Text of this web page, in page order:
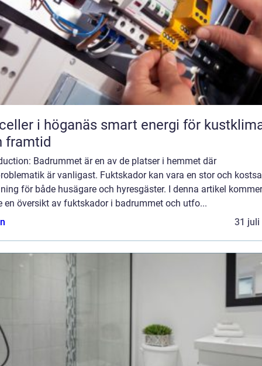
höganäs smart energi för kustklimat
framtid
Badrummet är en av de platser i hemmet där
är vanligast. Fuktskador kan vara en stor och
för både husägare och hyresgäster. I denna artikel
en översikt av fuktskador i badrummet och utfo...
31 juli